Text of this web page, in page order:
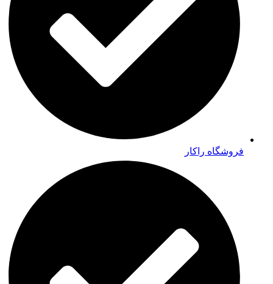
فروشگاه راکار